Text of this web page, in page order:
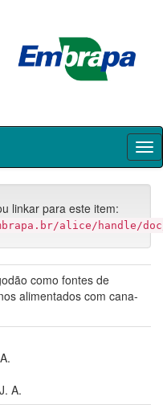
linkar para este item:
alice/handle/
como fontes de
alimentados com cana-
A.